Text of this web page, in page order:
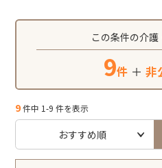
この条件の介
9件 ＋ 非
9件中 1-9 件を表示
おすすめ順